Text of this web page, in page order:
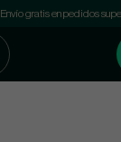
Envío gratis en pedidos